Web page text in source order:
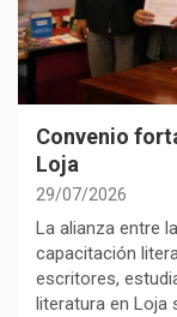
Convenio
Loja
29/07/2026
La alianza entre
capacitación
escritores,
literatura en Loja